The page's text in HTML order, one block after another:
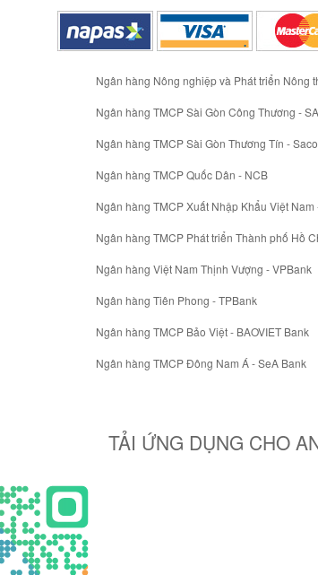
Ngân hàng Nông nghiệp và Phát triển Nông
Ngân hàng TMCP Sài Gòn Công Thương -
Ngân hàng TMCP Sài Gòn Thương Tín -
Ngân hàng TMCP Quốc Dân - NCB
Ngân hàng TMCP Xuất Nhập Khẩu Việt Nam
Ngân hàng TMCP Phát triển Thành phố Hồ
Ngân hàng Việt Nam Thịnh Vượng - VPBank
Ngân hàng Tiên Phong - TPBank
Ngân hàng TMCP Bảo Việt - BAOVIET Bank
Ngân hàng TMCP Đông Nam Á - SeA Bank
TẢI ỨNG DỤNG CHO